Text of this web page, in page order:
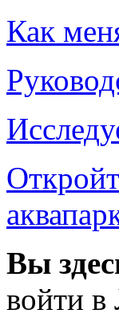
Как
Вы
войти в